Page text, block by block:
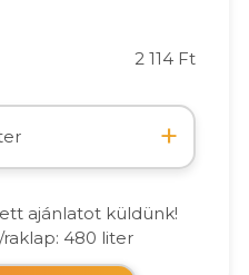
2 114 Ft
+
ajánlatot küldünk!
480 liter